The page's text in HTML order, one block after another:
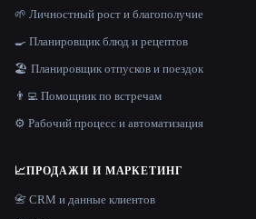
🌱 Личностный рост и благополучие
🍳 Планировщик блюд и рецептов
🏖 Планировщик отпусков и поездок
👨‍💻 Помощник по встречам
⚙️ Рабочий процесс и автоматизация
📈ПРОДАЖИ И МАРКЕТИНГ
📇 CRM и данные клиентов